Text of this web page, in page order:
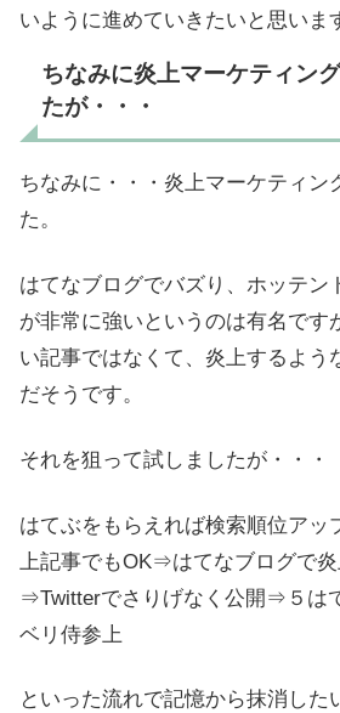
いように進めていきたいと思いま
ちなみに炎上マーケティン
たが・・・
ちなみに・・・炎上マーケティン
た。
はてなブログでバズり、ホッテン
が非常に強いというのは有名です
い記事ではなくて、炎上するよう
だそうです。
それを狙って試しましたが・・・
はてぶをもらえれば検索順位ア
上記事でもOK⇒はてなブログで
⇒Twitterでさりげなく公開⇒５は
ベリ侍参上
といった流れで記憶から抹消した